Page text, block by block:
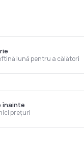
lună pentru a călători
prețuri
înainte